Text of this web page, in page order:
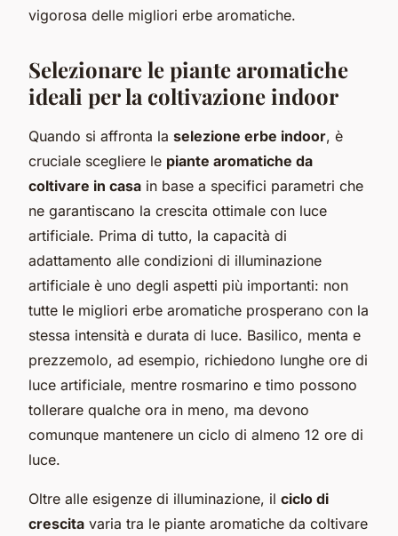
vigorosa delle migliori erbe aromatiche.
Selezionare le piante aromatiche
ideali per la coltivazione indoor
Quando si affronta la selezione erbe indoor, è
cruciale scegliere le piante aromatiche da
coltivare in casa in base a specifici parametri che
ne garantiscano la crescita ottimale con luce
artificiale. Prima di tutto, la capacità di
adattamento alle condizioni di illuminazione
artificiale è uno degli aspetti più importanti: non
tutte le migliori erbe aromatiche prosperano con la
stessa intensità e durata di luce. Basilico, menta e
prezzemolo, ad esempio, richiedono lunghe ore di
luce artificiale, mentre rosmarino e timo possono
tollerare qualche ora in meno, ma devono
comunque mantenere un ciclo di almeno 12 ore di
luce.
Oltre alle esigenze di illuminazione, il ciclo di
crescita varia tra le piante aromatiche da coltivare